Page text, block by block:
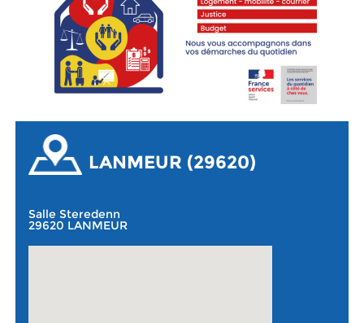
LANMEUR (29620)
Salle Steredenn
29620 LANMEUR